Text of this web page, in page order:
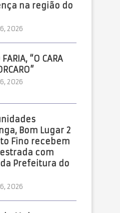
na região do
2026
FARIA, “O CARA
2026
Bom Lugar 2
Fino recebem
com
Prefeitura do
2026